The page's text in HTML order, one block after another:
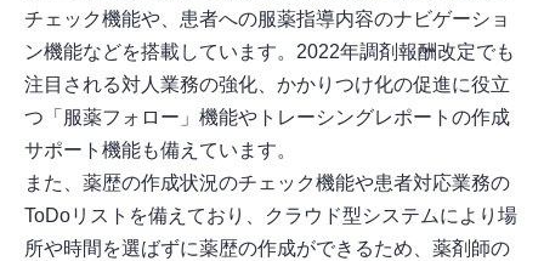
チェック機能や、患者への服薬指導内容のナビゲーショ
ン機能などを搭載しています。2022年調剤報酬改定でも
注目される対人業務の強化、かかりつけ化の促進に役立
つ「服薬フォロー」機能やトレーシングレポートの作成
サポート機能も備えています。
また、薬歴の作成状況のチェック機能や患者対応業務の
ToDoリストを備えており、クラウド型システムにより場
所や時間を選ばずに薬歴の作成ができるため、薬剤師の